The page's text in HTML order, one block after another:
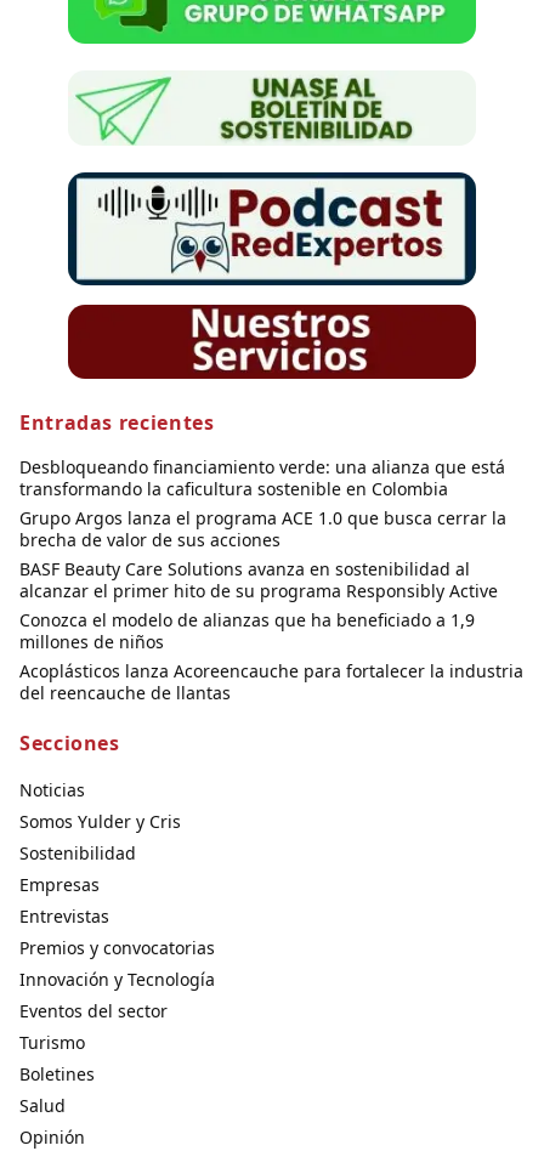
Entradas recientes
Desbloqueando financiamiento verde: una alianza que está
transformando la caficultura sostenible en Colombia
Grupo Argos lanza el programa ACE 1.0 que busca cerrar la
brecha de valor de sus acciones
BASF Beauty Care Solutions avanza en sostenibilidad al
alcanzar el primer hito de su programa Responsibly Active
Conozca el modelo de alianzas que ha beneficiado a 1,9
millones de niños
Acoplásticos lanza Acoreencauche para fortalecer la industria
del reencauche de llantas
Secciones
Noticias
Somos Yulder y Cris
Sostenibilidad
Empresas
Entrevistas
Premios y convocatorias
Innovación y Tecnología
Eventos del sector
Turismo
Boletines
Salud
Opinión